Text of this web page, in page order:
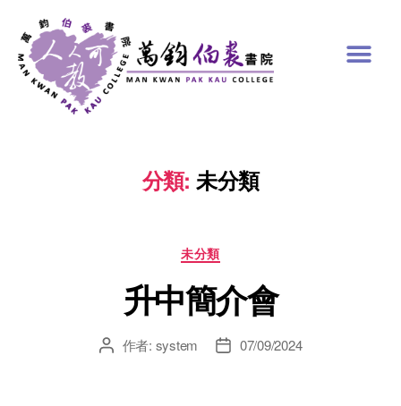
分類: 未分類
未分類
升中簡介會
作者: system 07/09/2024